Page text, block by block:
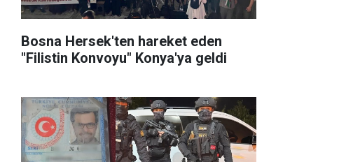
Bosna Hersek'ten hareket eden
"Filistin Konvoyu" Konya'ya geldi